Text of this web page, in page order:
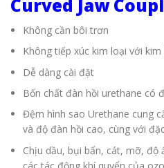
Curved Jaw
Không cần bôi trơn
Không tiếp xúc kim loại với kim
Dễ dàng cài đặt
Bốn chất đàn hồi urethane có
Đệm hình sao Urethane cung
và độ đàn hồi cao, cùng với
Chịu dầu, bụi bẩn, cát, mỡ,